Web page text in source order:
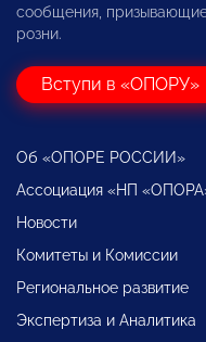
сообщения,
розни.
Вступи в «ОПОРУ»
Об «ОПОРЕ РОССИИ»
Ассоциация «НП
Новости
Комитеты и Комиссии
Региональное развитие
Экспертиза и Аналитика